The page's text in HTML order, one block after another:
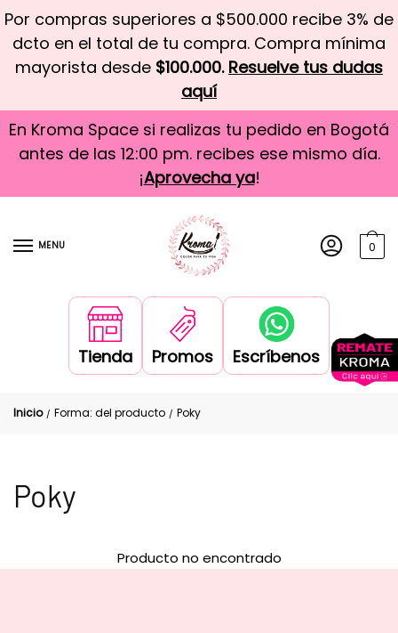
Por compras superiores a $500.000 recibe 3% de
dcto en el total de tu compra. Compra mínima
mayorista desde $100.000. Resuelve tus dudas
aquí
En Kroma Space si realizas tu pedido en Bogotá
antes de las 12:00 pm. recibes ese mismo día.
¡Aprovecha ya!
MENU 0
Tienda Promos Escríbenos
Inicio / Forma: del producto / Poky
Poky
Producto no encontrado